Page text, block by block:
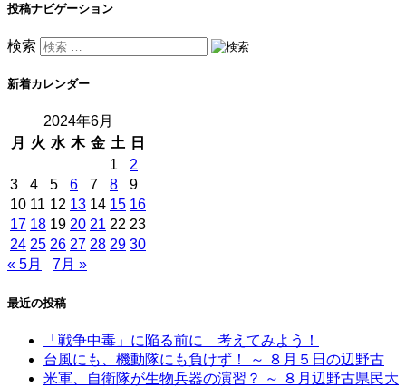
投稿ナビゲーション
検索
新着カレンダー
2024年6月
月
火 水 木 金 土 日
1
2
3
4 5 6 7 8
9
10 11 12 13 14 15 16
17 18 19 20 21 22 23
24 25 26 27 28 29 30
« 5月
7月 »
最近の投稿
「戦争中毒」に陥る前に 考えてみよう！
台風にも、機動隊にも負けず！ ～ ８月５日の辺野古
米軍、自衛隊が生物兵器の演習？ ～ ８月辺野古県民大